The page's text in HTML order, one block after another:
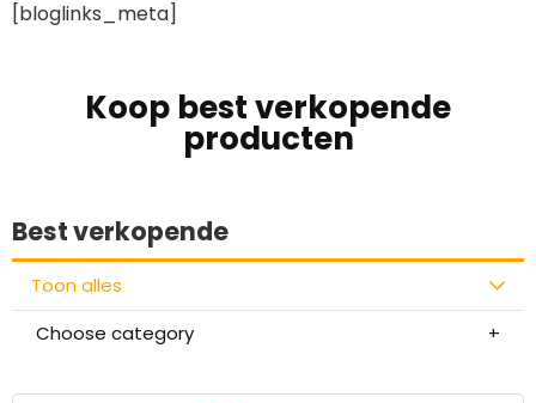
[bloglinks_meta]
Koop best verkopende
producten
Best verkopende
Toon alles
Choose category